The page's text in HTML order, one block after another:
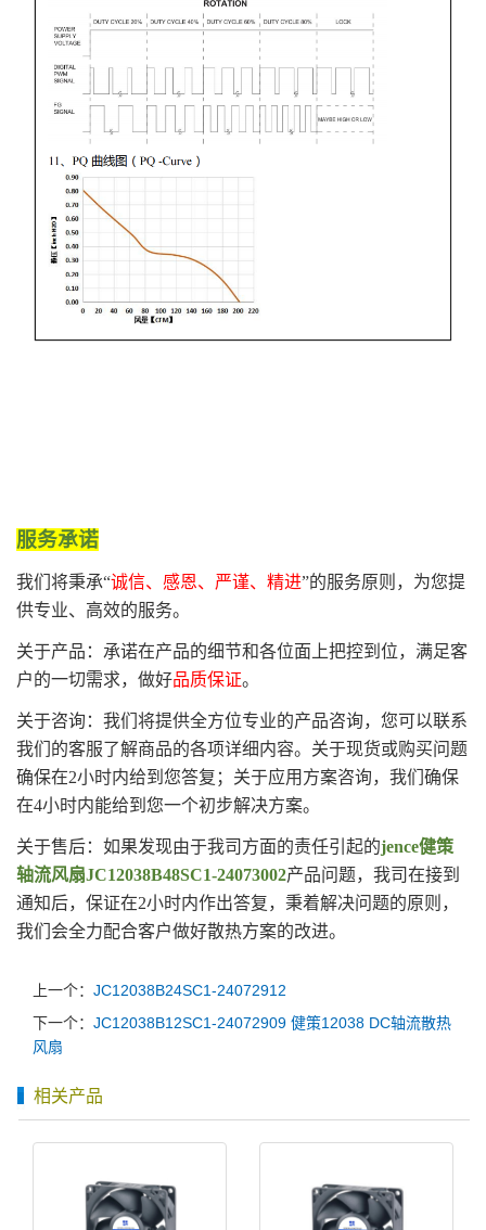
服务承诺
我们将秉承“诚信、感恩、严谨、精进”的服务原则，为您提
供专业、高效的服务。
关于产品：承诺在产品的细节和各位面上把控到位，满足客
户的一切需求，做好品质保证。
关于咨询：我们将提供全方位专业的产品咨询，您可以联系
我们的客服了解商品的各项详细内容。关于现货或购买问题
确保在2小时内给到您答复；关于应用方案咨询，我们确保
在4小时内能给到您一个初步解决方案。
关于售后：如果发现由于我司方面的责任引起的jence健策
轴流风扇JC12038B48SC1-24073002产品问题，我司在接到
通知后，保证在2小时内作出答复，秉着解决问题的原则，
我们会全力配合客户做好散热方案的改进。
上一个： JC12038B24SC1-24072912
下一个： JC12038B12SC1-24072909 健策12038 DC轴流散热
风扇
相关产品